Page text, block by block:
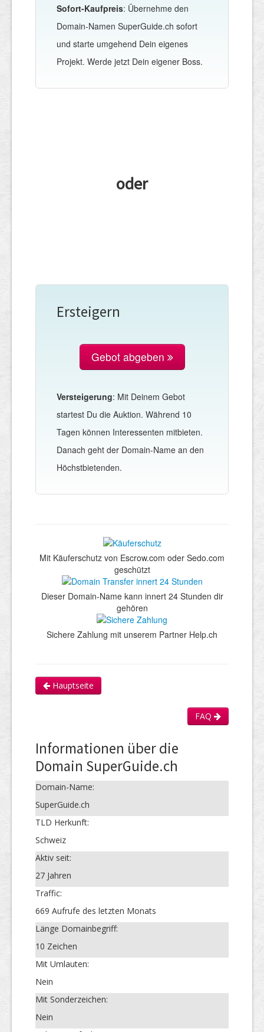
Sofort-Kaufpreis: Übernehme den
Domain-Namen SuperGuide.ch sofort
und starte umgehend Dein eigenes
Projekt. Werde jetzt Dein eigener Boss.
oder
Ersteigern
Gebot abgeben
Versteigerung: Mit Deinem Gebot
startest Du die Auktion. Während 10
Tagen können Interessenten mitbieten.
Danach geht der Domain-Name an den
Höchstbietenden.
Mit Käuferschutz von Escrow.com oder Sedo.com
geschützt
Dieser Domain-Name kann innert 24 Stunden dir
gehören
Sichere Zahlung mit unserem Partner Help.ch
Hauptseite
FAQ
Informationen über die
Domain SuperGuide.ch
Domain-Name:
SuperGuide.ch
TLD Herkunft:
Schweiz
Aktiv seit:
27 Jahren
Traffic:
669 Aufrufe des letzten Monats
Länge Domainbegriff:
10 Zeichen
Mit Umlauten:
Nein
Mit Sonderzeichen:
Nein